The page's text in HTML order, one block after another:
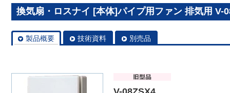
換気扇・ロスナイ [本体]パイプ用ファン 排気用 V-
製品概要 技術資料 別売品